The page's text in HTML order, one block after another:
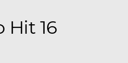
16